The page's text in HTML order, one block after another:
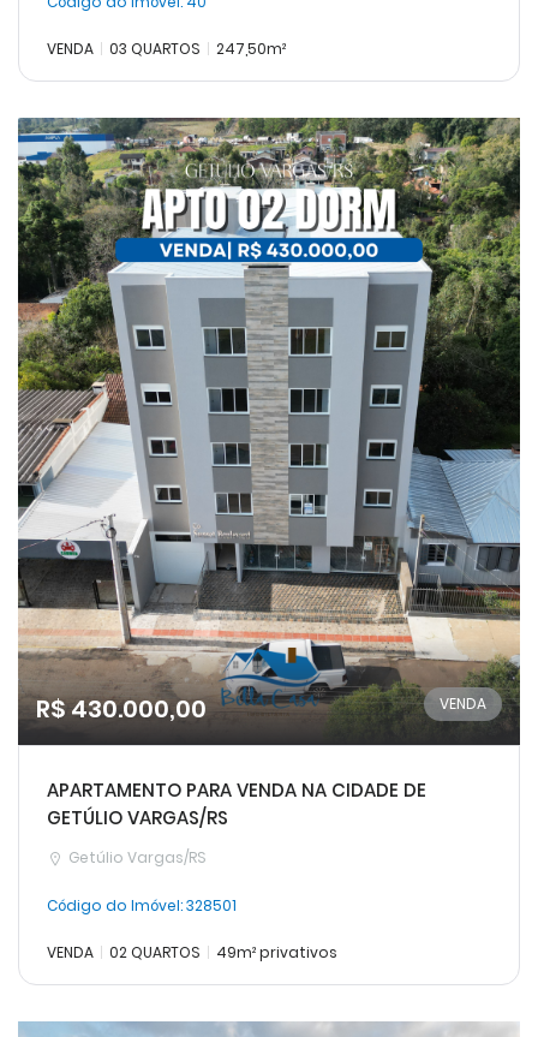
VENDA 03 QUARTOS 247,50m²
R$ 430.000,00 VENDA
APARTAMENTO PARA VENDA NA CIDADE DE
GETÚLIO VARGAS/RS
Getúlio Vargas/RS
Código do Imóvel:328501
VENDA 02 QUARTOS 49m² privativos